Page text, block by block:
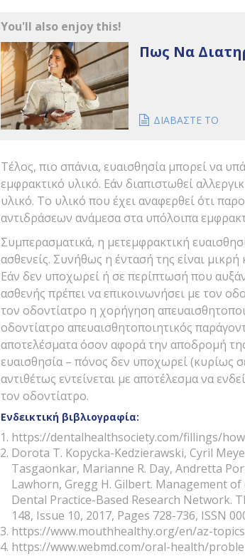
You'll also enjoy this!
Πως Να
ΔΙΑΒΑΣΤΕ ΤΟ
Τέλος, πιο σπάνια, ευαισθησία μπορεί να
εμφρακτικό υλικό. Εάν διαπιστωθεί
υλικό. Το υλικό που έχει αναφερθεί ότι
αντιδράσεων ανάμεσα στα υπόλοιπα
Συμπερασματικά, η μετεμφρακτική
ασθενείς. Συνήθως η έντασή της είναι
Εάν δεν υποχωρεί ή σε περίπτωσή που
ασθενής πρέπει να επικοινωνήσει με τον
τον οδοντίατρο η χορήγηση
οδοντίατρο απευαισθητοποιητικός
αποτελέσματα όσον αφορά την αποδρομή
ευαισθησία – πόνος δεν υποχωρεί (κυρίως
αντιθέτως εντείνεται με αποτέλεσμα να
τον οδοντίατρο.
Ενδεικτική βιβλιογραφία:
https://dentalhealthsociety.com/fillings/
Dorota T. Kopycka-Kedzierawski, Cyril
Tasgaonkar, Marianne R. Day, Andretta
Lawhorn, Gregg H. Gilbert. Management
Dental Practice-Based Research Network.
148, Issue 10, 2017, Pages 728-736, ISSN
https://www.mouthhealthy.org/en/az-
https://www.webmd.com/oral-health/